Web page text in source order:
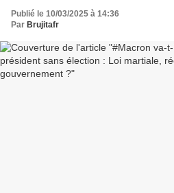
Publié le 10/03/2025 à 14:36
Par Brujitafr